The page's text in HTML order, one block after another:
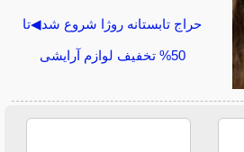
حراج تابستانه روژا شروع شد◀تا
50% تخفیف لوازم آرایشی